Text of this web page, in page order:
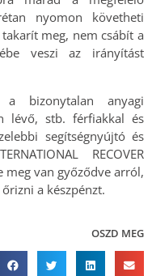
nyomon követheti
meg, nem csábít a
veszi az irányítást
a bizonytalan anyagi
lévő, stb. férfiakkal és
segítségnyújtó és
RECOVER
meg van győződve arról,
a készpénzt.
OSZD MEG